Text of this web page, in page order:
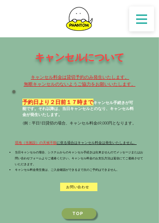
キャンセルについて
キャンセル料金は貸切予約のみ発生いたします。​
無断キャンセルのないようご協力をお願いいたします。
予約日より２日前１７時までキャンセル手続きが可
能です。それ以降は、当日キャンセルとのなり、キャンセル料
金が発生いたします。
(例：平日1日貸切の場合、キャンセル料金69,000円となります。
現地（当施設）の天候不順に依る場合はキャンセル料金は発生いたしません。
当日キャンセルの場合、システムからのキャンセル手続きは出来ませんのでメッセージまたはお
問い合わせフォームよりご連絡ください。 キ ャンセル料金のお支払方法は返信にてご連絡させて
いただきます。
キャンセル料金発生後は、ご入金確認ができるまで次のご予約はできません。
お問い合わせ
TOP